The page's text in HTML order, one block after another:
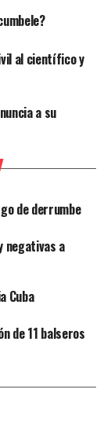
al científico y
a su
de derrumbe
negativas a
Cuba
de 11 balseros